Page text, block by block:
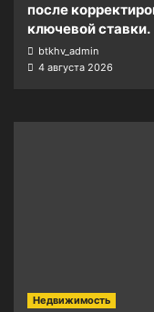
после
ключевой ставки.
btkhv_admin
4 августа 2026
Недвижимость